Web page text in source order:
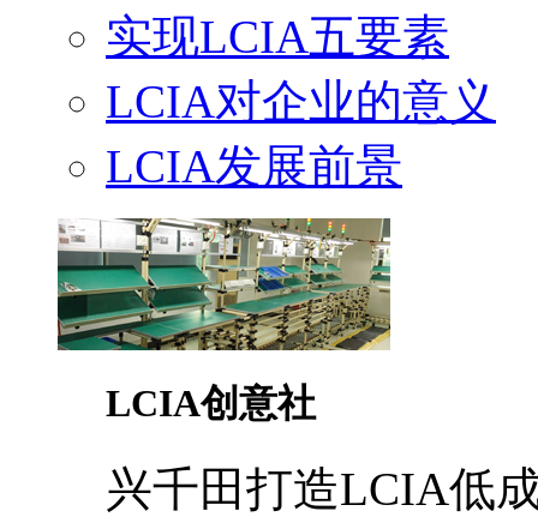
实现LCIA五要素
LCIA对企业的意义
LCIA发展前景
LCIA创意社
兴千田打造LCIA低